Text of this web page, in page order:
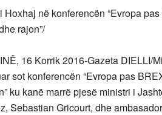
Hoxhaj në konferencën “Evropa
rajon”/
16 Korrik 2016-Gazeta DIELLI/
sot konferencën “Evropa pas
ku kanë marrë pjesë ministri i
Sebastian Gricourt, dhe